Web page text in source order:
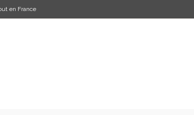
en France